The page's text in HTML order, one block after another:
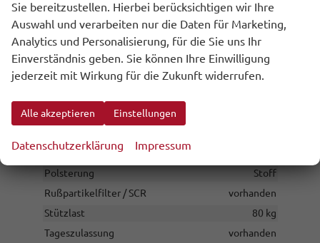
Anzahl Türen
5-türig
Garantieleistung
Fahrzeuggarantie
Innenausstattung
Schwarz
Lackierung
Nichtraucher-Fahrzeug
Polsterung
Stoff
Rußpartikelfilter / SCR
vorhanden
Stützlast
80 kg
Tageszulassung
vorhanden
Sie bereitzustellen. Hierbei berücksichtigen wir Ihre
Auswahl und verarbeiten nur die Daten für Marketing,
Analytics und Personalisierung, für die Sie uns Ihr
Einverständnis geben. Sie können Ihre Einwilligung
jederzeit mit Wirkung für die Zukunft widerrufen.
Alle akzeptieren Einstellungen
Datenschutzerklärung Impressum